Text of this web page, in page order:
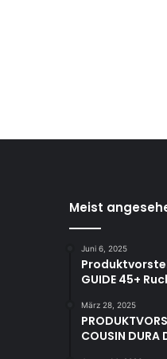
Meist
Juni 6, 2025
GUIDE 45+
März 28, 2025
COUSIN DURA